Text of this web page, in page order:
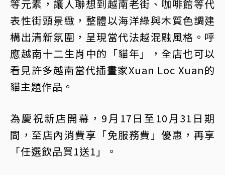
等元素，讓人聯想到越南老街、咖啡館等代
表性街頭景緻，整體以海洋綠與木質色調建
構出清新氛圍，呈現當代法越混融風格。呼
應越南十二生肖中的「貓年」，全店也可以
看見許多越南當代插畫家Xuan Loc Xuan的
貓主題作品。
為慶祝新店開幕，9月17日至10月31日期
間，至店內消費享「免服務費」優惠，再享
「任選飲品買1送1」。